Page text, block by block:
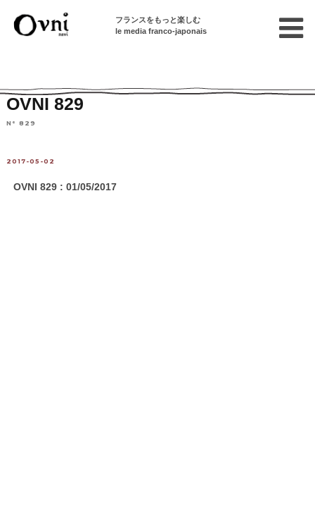
フランスをもっと楽しむ
le media franco-japonais
OVNI 829
N° 829
2017-05-02
OVNI 829 : 01/05/2017